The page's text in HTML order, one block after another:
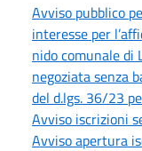
Avviso pubblico
interesse per
nido comunale di
negoziata senza
del d.lgs. 36/23
Avviso iscrizioni
Avviso apertura